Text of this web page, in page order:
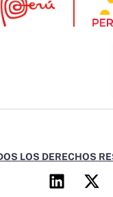
LOS DERECHOS
L
i
X
-